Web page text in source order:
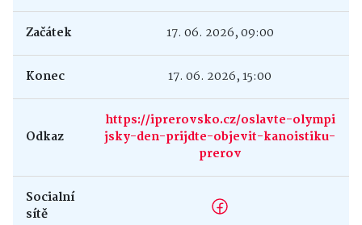
Začátek 17. 06. 2026, 09:00
Konec 17. 06. 2026, 15:00
Odkaz
https://iprerovsko.cz/oslavte-olympi
jsky-den-prijdte-objevit-kanoistiku-
prerov
Socialní
sítě